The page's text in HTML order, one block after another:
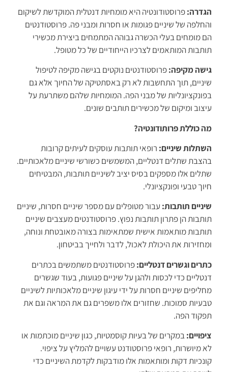
הגדרה:פרוסטודונטיה היא מומחיות דנטלית המוקדשת לשיקום
והחלפה של שיניים פגומות או חסרות ומבני פה. פרוסטודנטים
הם מומחים בעלי הכשרה גבוהה המתמחים ביצירת מכשירי
תותבות המותאמים לצרכיו הייחודיים של כל מטופל.
גישה מקיפה:פרוסטודנטים נוקטים בגישה מקיפה לטיפול
שיניים, תוך התחשבות לא רק באסתטיקה של החיוך אלא גם
בפונקציונליות של מבני הפה. המומחיות שלהם משתרעת על
עיצוב ומיקום של מכשירים תותבים שונים.
מה כוללת פרותודונטיה?
השתלות שיניים: רופאי תותבות עוסקים לעיתים קרובות
בהצבת שתלים דנטליים, המשמשים כשורשי שיניים מלאכותיים.
שתלים אלו מספקים בסיס יציב לשיניים תותבות, המבטיחים
חיוך טבעי ופונקציונלי.
שיניים תותבות: עבור מטופלים עם מספר שיניים חסרות, שיניים
תותבות הן פתרון תותבות נפוץ. פרוסטודנטים מעצבים שיניים
תותבות מותאמות אישית שמתאימות בצורה מאובטחת ונוחה,
ומחזירות את היכולת לאכול, לדבר ולחייך בביטחון.
כתרים וגשרים דנטליים:פרוסטודנטים משתמשים בכתרים
דנטליים כדי לכסות ולהגן על שיניים פגועות, בעוד שגשרים
מחליפים שיניים חסרות על ידי עיגון שיניים מלאכותיות לשיניים
טבעיות סמוכות. שחזורים אלו משפרים גם את המראה וגם את
תפקוד הפה.
ציפויים:במקרים של בעיות קוסמטיות, כגון שיניים מוכתמות או
לא מיושרות, רופאי פרוסטודנט עשויים להמליץ על ציפוי.
קונכיות דקות ומותאמות אלו מודבקות לקדמת השיניים כדי